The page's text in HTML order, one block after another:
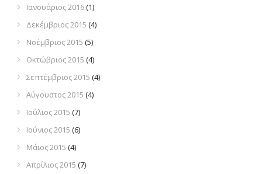
Ιανουάριος 2016(1)
Δεκέμβριος 2015 (4)
Νοέμβριος 2015 (5)
Οκτώβριος 2015 (4)
Σεπτέμβριος 2015 (4)
Αύγουστος 2015 (4)
Ιούλιος 2015 (7)
Ιούνιος 2015 (6)
Μάιος 2015 (4)
Απρίλιος 2015 (7)